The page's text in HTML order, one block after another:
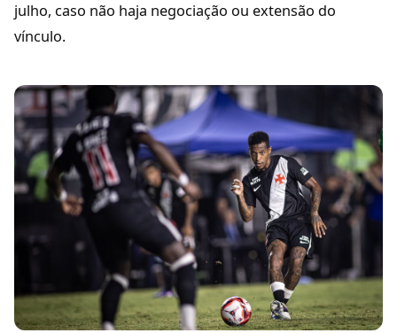
julho, caso não haja negociação ou extensão do
vínculo.